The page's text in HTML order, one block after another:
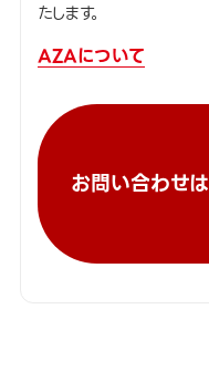
たします。
AZAについて
お問い合わせ